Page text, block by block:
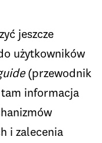
jeszcze
użytkowników
(przewodnik
informacja
i zalecenia